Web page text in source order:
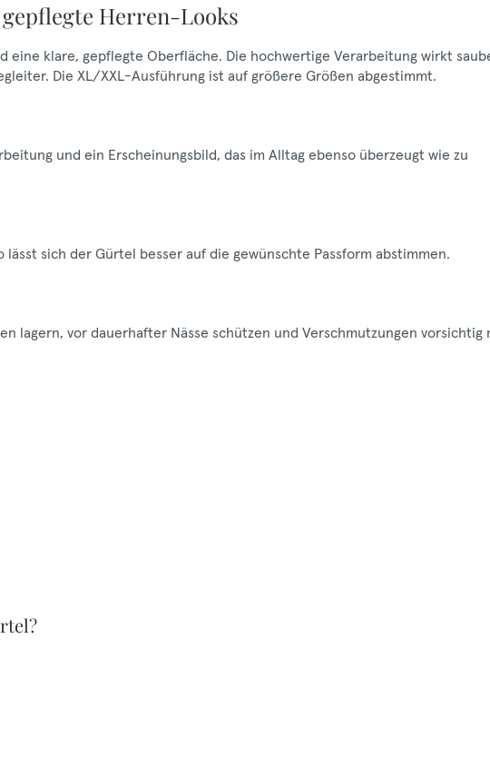
Herren-Looks
eine klare, gepflegte Oberfläche. Die hochwertige Verarbeitung wirkt
Die XL/XXL-Ausführung ist auf größere Größen abgestimmt.
und ein Erscheinungsbild, das im Alltag ebenso überzeugt wie zu
lässt sich der Gürtel besser auf die gewünschte Passform abstimmen.
lagern, vor dauerhafter Nässe schützen und Verschmutzungen vorsichtig